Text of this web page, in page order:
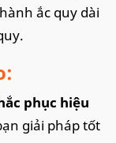
ắc quy dài
phục hiệu
giải pháp tốt